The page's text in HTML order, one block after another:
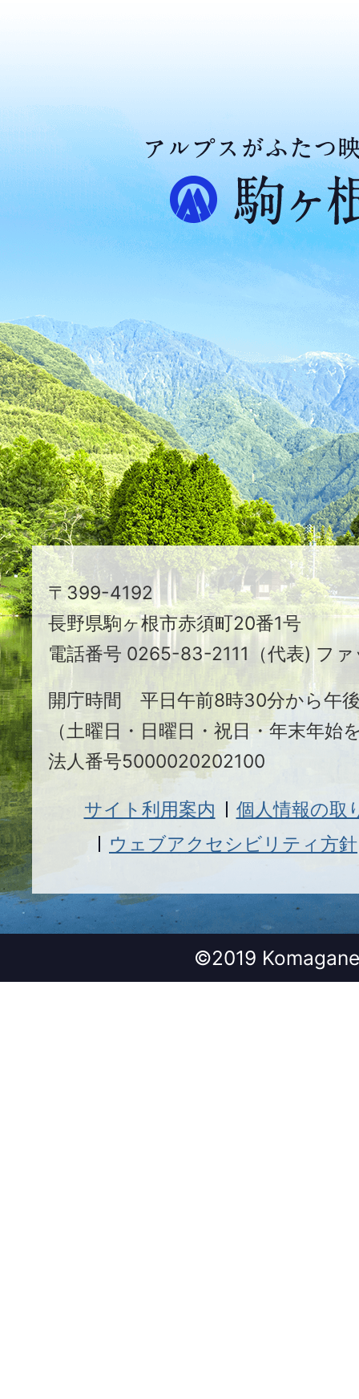
ア
ル
プ
ス
が
た
つ
映
え
る
ま
ち
駒
ヶ
根
市
〒399-4192
長野県駒ヶ根市赤須町20番1号
電話番号 0265-83-2111（代表) フ
開庁時間 平日午前8時30分から午
（土曜日・日曜日・祝日・年末年始
法人番号5000020202100
サイト利用案内
個人情報の取
ウェブアクセシビリティ方針
©2019